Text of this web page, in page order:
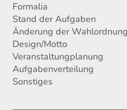
Formalia
Stand der Aufgaben
Änderung der Wahlordnung
Design/Motto
Veranstaltungplanung
Aufgabenverteilung
Sonstiges